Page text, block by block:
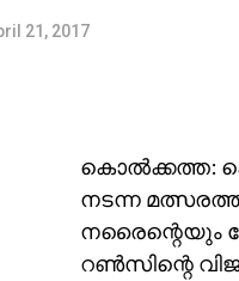
21, 2017
കൊല്‍ക്കത്ത:
നടന്ന
നരൈന്റെയും
റണ്‍സിന്റെ